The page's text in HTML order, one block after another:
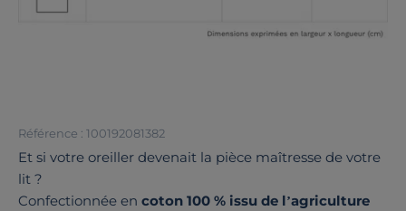
Référence : 100192081382
Et si votre oreiller devenait la pièce maîtresse de votre
lit ?
Confectionnée en coton 100 % issu de l’agriculture